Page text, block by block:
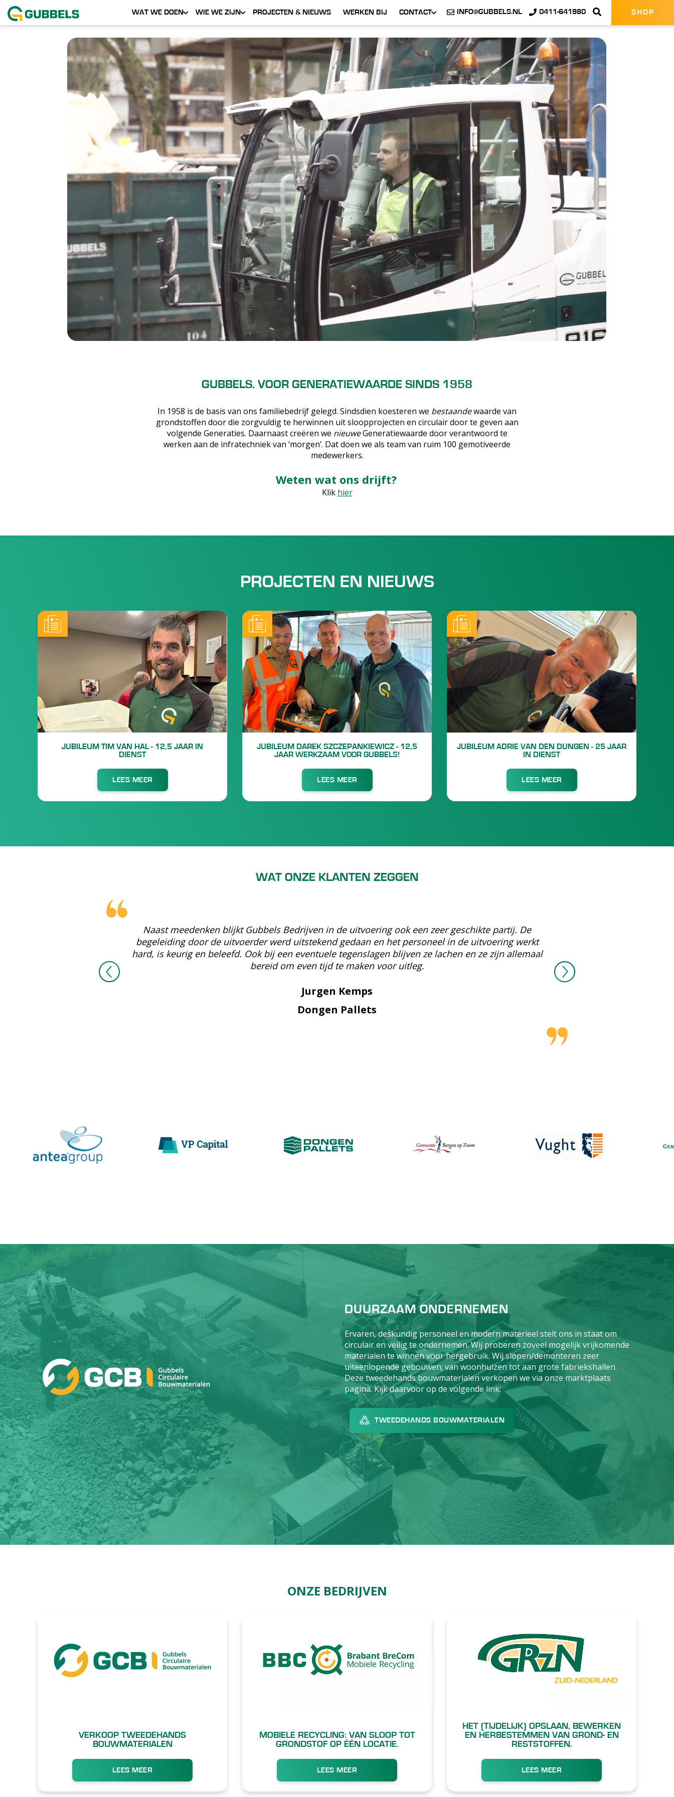
WAT WE DOEN WIE WE ZIJN PROJECTEN & NIEUWS WERKEN BIJ CONTACT SHOP
INFO@GUBBELS.NL 0411-641980
GUBBELS. VOOR GENERATIEWAARDE SINDS 1958
In 1958 is de basis van ons familiebedrijf gelegd. Sindsdien koesteren we bestaandewaarde van
grondstoffen door die zorgvuldig te herwinnen uit sloopprojecten en circulair door te geven aan
volgende Generaties. Daarnaast creëren we nieuweGeneratiewaarde door verantwoord te
werken aan de infratechniek van ‘morgen’. Dat doen we als team van ruim 100 gemotiveerde
medewerkers.
Weten wat ons drijft?
Klik hier
PROJECTEN EN NIEUWS
JUBILEUM TIM VAN HAL - 12,5 JAAR IN
DIENST
LEES MEER
JUBILEUM DAREK SZCZEPANKIEWICZ - 12,5
JAAR WERKZAAM VOOR GUBBELS!
LEES MEER
JUBILEUM ADRIE VAN DEN DUNGEN - 25 JAAR
IN DIENST
LEES MEER
WAT ONZE KLANTEN ZEGGEN
Naast meedenken blijkt Gubbels Bedrijven in de uitvoering ook een zeer geschikte partij. De
begeleiding door de uitvoerder werd uitstekend gedaan en het personeel in de uitvoering werkt
hard, is keurig en beleefd. Ook bij een eventuele tegenslagen blijven ze lachen en ze zijn allemaal
bereid om even tijd te maken voor uitleg.
Jurgen Kemps
Dongen Pallets
DUURZAAM ONDERNEMEN
Ervaren, deskundig personeel en modern materieel stelt ons in staat om
circulair en veilig te ondernemen. Wij proberen zoveel mogelijk vrijkomende
materialen te winnen voor hergebruik. Wij slopen/demonteren zeer
uiteenlopende gebouwen; van woonhuizen tot aan grote fabriekshallen.
Deze tweedehands bouwmaterialen verkopen we via onze marktplaats
pagina. Kijk daarvoor op de volgende link:
TWEEDEHANDS BOUWMATERIALEN
ONZE BEDRIJVEN
VERKOOP TWEEDEHANDS
BOUWMATERIALEN
LEES MEER
MOBIELE RECYCLING: VAN SLOOP TOT
GRONDSTOF OP ÉÉN LOCATIE.
LEES MEER
HET (TIJDELIJK) OPSLAAN, BEWERKEN
EN HERBESTEMMEN VAN GROND- EN
RESTSTOFFEN.
LEES MEER